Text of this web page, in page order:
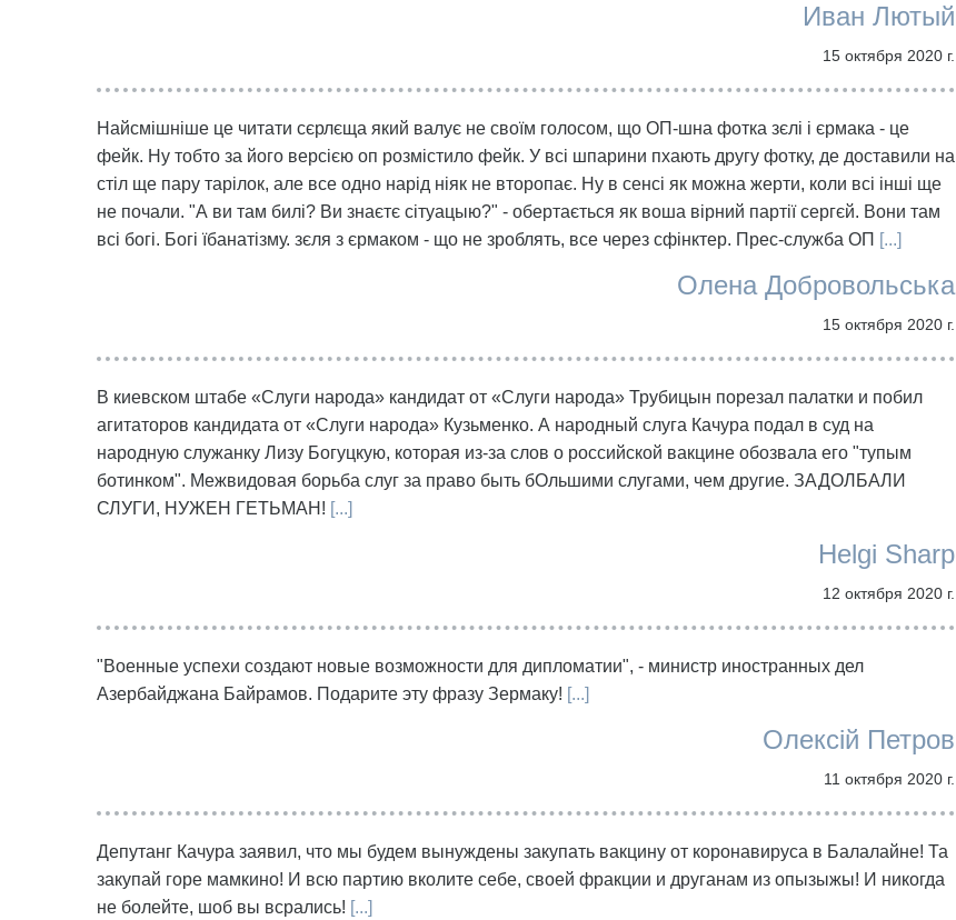
Иван Лютый
15 октября 2020 г.
Найсмішніше це читати сєрлєща який валує не своїм голосом, що ОП-шна фотка зєлі і єрмака - це
фейк. Ну тобто за його версією оп розмістило фейк. У всі шпарини пхають другу фотку, де доставили на
стіл ще пару тарілок, але все одно нарід ніяк не второпає. Ну в сенсі як можна жерти, коли всі інші ще
не почали. "А ви там билі? Ви знаєтє сітуацыю?" - обертається як воша вірний партії сергєй. Вони там
всі богі. Богі їбанатізму. зєля з єрмаком - що не зроблять, все через сфінктер. Прес-служба ОП [...]
Олена Добровольська
15 октября 2020 г.
В киевском штабе «Слуги народа» кандидат от «Слуги народа» Трубицын порезал палатки и побил
агитаторов кандидата от «Слуги народа» Кузьменко. А народный слуга Качура подал в суд на
народную служанку Лизу Богуцкую, которая из-за слов о российской вакцине обозвала его "тупым
ботинком". Межвидовая борьба слуг за право быть бОльшими слугами, чем другие. ЗАДОЛБАЛИ
СЛУГИ, НУЖЕН ГЕТЬМАН! [...]
Helgi Sharp
12 октября 2020 г.
"Военные успехи создают новые возможности для дипломатии", - министр иностранных дел
Азербайджана Байрамов. Подарите эту фразу Зермаку! [...]
Олексій Петров
11 октября 2020 г.
Депутанг Качура заявил, что мы будем вынуждены закупать вакцину от коронавируса в Балалайне! Та
закупай горе мамкино! И всю партию вколите себе, своей фракции и друганам из опызыжы! И никогда
не болейте, шоб вы всрались! [...]